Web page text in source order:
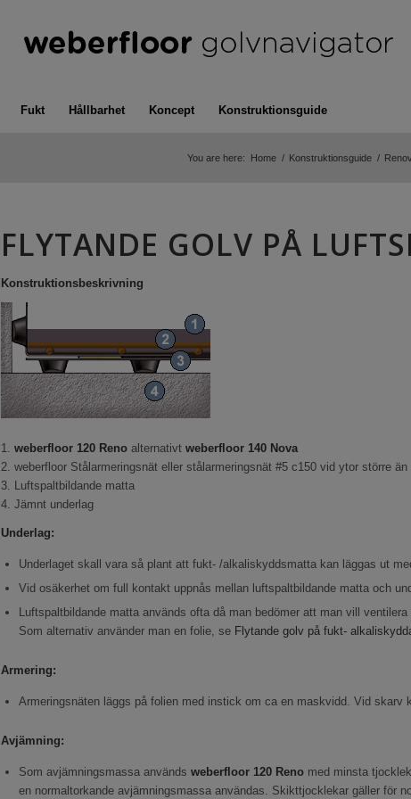
Fukt Hållbarhet Koncept Konstruktionsguide
You are here: Home / Konstruktionsguide /
FLYTANDE GOLV PÅ
Konstruktionsbeskrivning
1. weberfloor120 Renoalternativt weberfloor140 Nova
2. weberfloor Stålarmeringsnät eller stålarmeringsnät #5 c150 vid ytor större än
3. Luftspaltbildande matta
4. Jämnt underlag
Underlag:
Underlaget skall vara så plant att fukt- /alkaliskyddsmatta kan läggas ut
Vid osäkerhet om full kontakt uppnås mellan luftspaltbildande matta och
Luftspaltbildande matta används ofta då man bedömer att man vill
Som alternativ använder man en folie, se Flytande golv på fukt-
Armering:
Armeringsnäten läggs på folien med instick om ca en maskvidd. Vid
Avjämning:
Som avjämningsmassa används weberfloor120 Renomed minsta
en normaltorkande avjämningsmassa användas. Skikttjocklekar gäller för